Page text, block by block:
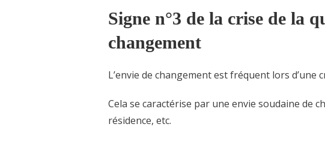
Signe n°3 de la crise de la
changement
L’envie de changement est fréquent lors d’une
Cela se caractérise par une envie soudaine de
résidence, etc.